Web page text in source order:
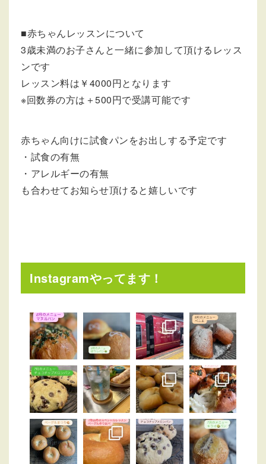
■赤ちゃんレッスンについて
3歳未満のお子さんと一緒に参加して頂けるレッス
ンです
レッスン料は￥4000円となります
※回数券の方は＋500円で受講可能です
赤ちゃん向けに試食パンをお出しする予定です
・試食の有無
・アレルギーの有無
も合わせてお知らせ頂けると嬉しいです
Instagramやってます！